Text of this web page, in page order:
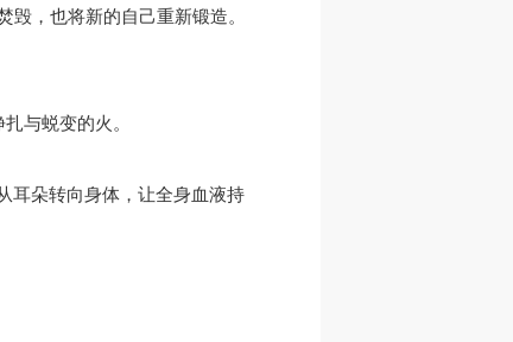
，也将新的自己重新锻造。
与蜕变的火。
耳朵转向身体，让全身血液持